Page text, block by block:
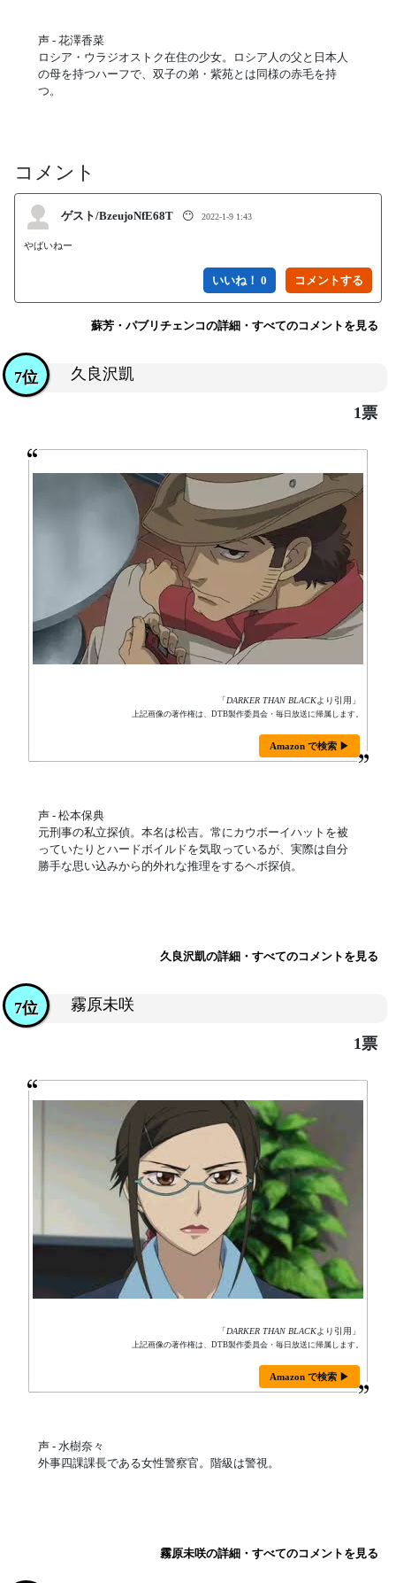
声 - 花澤香菜
ロシア・ウラジオストク在住の少女。ロシア人の父と日本人
の母を持つハーフで、双子の弟・紫苑とは同様の赤毛を持
つ。
コメント
ゲスト/BzeujoNfE68T 😶 2022-1-9 1:43
やばいねー
いいね！ 0
蘇芳・パブリチェンコの詳細・すべてのコメントを見る
久良沢凱
7位
1票
「DARKER THAN BLACKより引用」
上記画像の著作権は、DTB製作委員会・毎日放送に帰属します。
Amazon で検索 ▶
声 - 松本保典
元刑事の私立探偵。本名は松吉。常にカウボーイハットを被
っていたりとハードボイルドを気取っているが、実際は自分
勝手な思い込みから的外れな推理をするヘボ探偵。
久良沢凱の詳細・すべてのコメントを見る
霧原未咲
7位
1票
「DARKER THAN BLACKより引用」
上記画像の著作権は、DTB製作委員会・毎日放送に帰属します。
Amazon で検索 ▶
声 - 水樹奈々
外事四課課長である女性警察官。階級は警視。
霧原未咲の詳細・すべてのコメントを見る